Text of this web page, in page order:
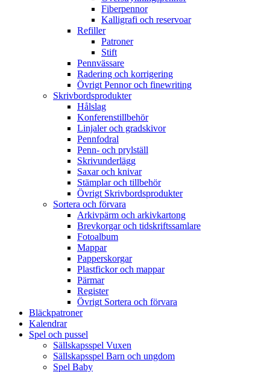
Fiberpennor
Kalligrafi och reservoar
Refiller
Patroner
Stift
Pennvässare
Radering och korrigering
Övrigt Pennor och finewriting
Skrivbordsprodukter
Hålslag
Konferenstillbehör
Linjaler och gradskivor
Pennfodral
Penn- och prylställ
Skrivunderlägg
Saxar och knivar
Stämplar och tillbehör
Övrigt Skrivbordsprodukter
Sortera och förvara
Arkivpärm och arkivkartong
Brevkorgar och tidskriftssamlare
Fotoalbum
Mappar
Papperskorgar
Plastfickor och mappar
Pärmar
Register
Övrigt Sortera och förvara
Bläckpatroner
Kalendrar
Spel och pussel
Sällskapsspel Vuxen
Sällskapsspel Barn och ungdom
Spel Baby